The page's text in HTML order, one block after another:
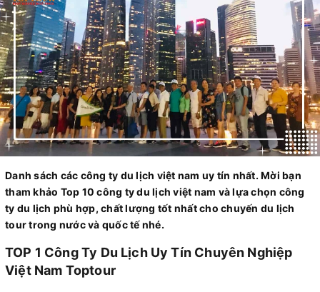
Danh sách các công ty du lịch việt nam uy tín nhất. Mời bạn
tham khảo Top 10 công ty du lịch việt nam và lựa chọn công
ty du lịch phù hợp, chất lượng tốt nhất cho chuyến du lịch
tour trong nước và quốc tế nhé.
TOP 1 Công Ty Du Lịch Uy Tín Chuyên Nghiệp
Việt Nam Toptour